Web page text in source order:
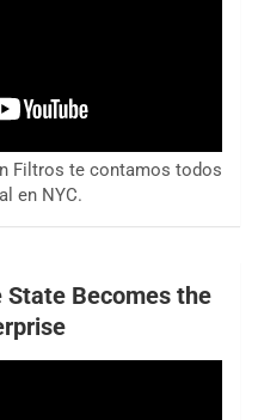
Filtros te contamos todos
en NYC.
State Becomes the